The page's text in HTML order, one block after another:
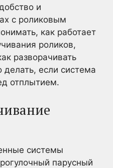
и
с роликовым
как работает
роликов,
разворачивать
делать, если система
отплытием.
системы
парусный